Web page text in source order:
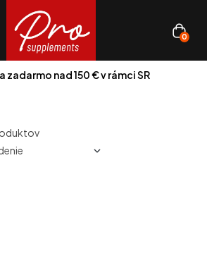
0
zadarmo nad 150 € v rámci SR